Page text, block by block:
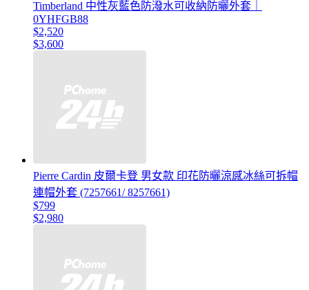
Timberland 中性灰藍色防潑水可收納防曬外套｜
0YHFGB88
$2,520
$3,600
Pierre Cardin 皮爾卡登 男女款 印花防曬涼感冰絲可拆帽
連帽外套 (7257661/ 8257661)
$799
$2,980